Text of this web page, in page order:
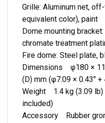
Grille: Aluminum net,
equivalent color), paint
Dome mounting
chromate treatment
Fire dome: Steel plate,
Dimensions φ180 ×
(D) mm (φ7.09 × 0.43″ +
Weight 1.4 kg (3.09 lb)
included)
Accessory Rubber